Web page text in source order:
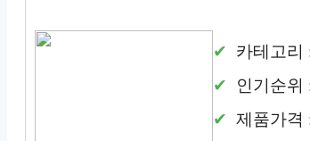
카테고리
인기순위
제품가격